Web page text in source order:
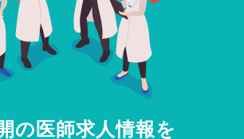
の医師求人情報を